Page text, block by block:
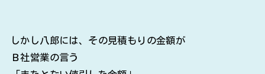
しかし八郎には、その見積もりの金額が
Ｂ社営業の言う